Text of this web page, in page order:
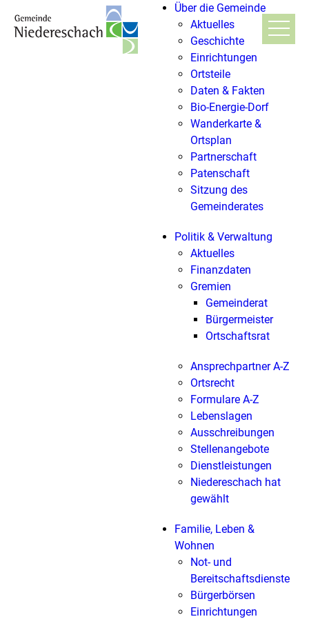
Über die Gemeinde
Aktuelles
Geschichte
Einrichtungen
Ortsteile
Daten & Fakten
Bio-Energie-Dorf
Wanderkarte &
Ortsplan
Partnerschaft
Patenschaft
Sitzung des
Gemeinderates
Politik & Verwaltung
Aktuelles
Finanzdaten
Gremien
Gemeinderat
Bürgermeister
Ortschaftsrat
Ansprechpartner A-Z
Ortsrecht
Formulare A-Z
Lebenslagen
Ausschreibungen
Stellenangebote
Dienstleistungen
Niedereschach hat
gewählt
Familie, Leben &
Wohnen
Not- und
Bereitschaftsdienste
Bürgerbörsen
Einrichtungen